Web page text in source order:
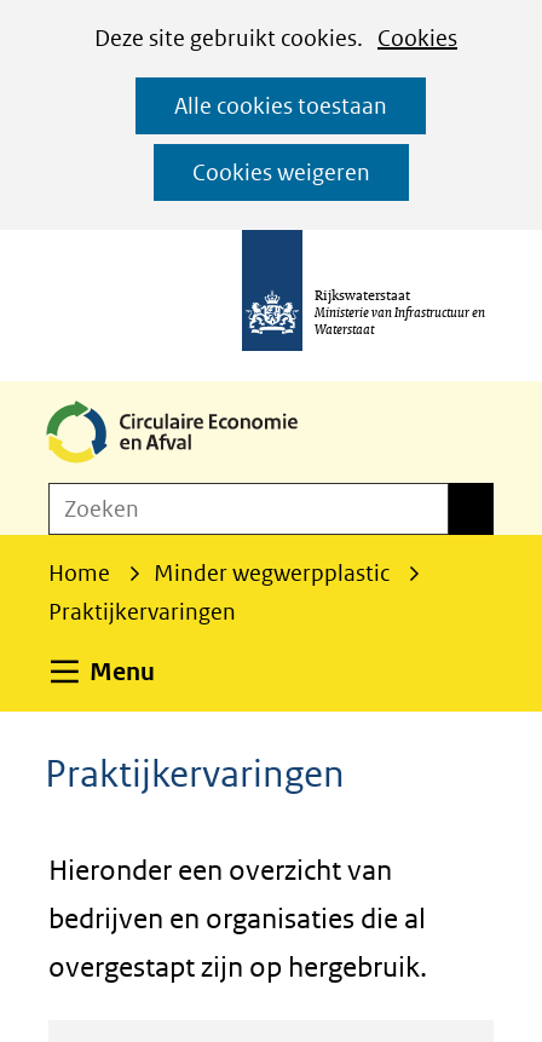
CookiesDeze site gebruikt cookies. Cookies
worden
toegestaan
geweigerd.
Alle cookies toestaan
Cookies weigeren
Ga
naar
de
inhoud
Rijkswaterstaat
Ministerie van Infrastructuur en
Waterstaat
o
Zoeken
Home
Minder wegwerpplastic
Praktijkervaringen
Menu
Praktijkervaringen
Hieronder een overzicht van
bedrijven en organisaties die al
overgestapt zijn op hergebruik.